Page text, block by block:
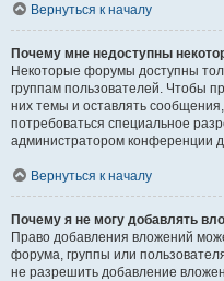
Вернуться к началу
Почему мне недоступны
Некоторые форумы доступны
группам пользователей. Чтобы
них темы и оставлять
потребоваться специальное
администратором конференции
Вернуться к началу
Почему я не могу добавлять
Право добавления вложений
форума, группы или
не разрешить добавление